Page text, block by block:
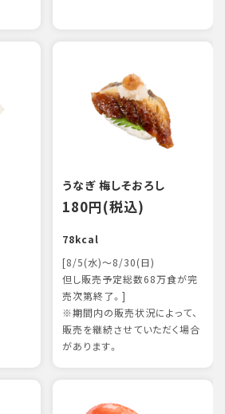
うなぎ 梅しそおろし
180円(税込)
78kcal
[8/5(水)～8/30(日)
但し販売予定総数68万食が完
売次第終了。]
※期間内の販売状況によって、
販売を継続させていただく場合
があります。